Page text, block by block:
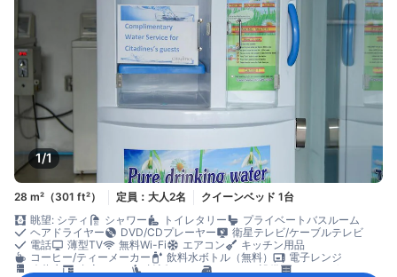
1/1
28 m²（301 ft²） 定員：大人2名
クイーンベッド 1台
眺望: シティ
シャワー トイレタリー
プライベートバスルーム
ヘアドライヤー
DVD/CDプレーヤー
衛星テレビ/ケーブルテレビ
電話
薄型TV 無料Wi-Fi エアコン
キッチン用品
コーヒー/ティーメーカー
飲料水ボトル（無料）
電子レンジ
冷蔵庫
書斎デスク 談話エリア アイロン設備